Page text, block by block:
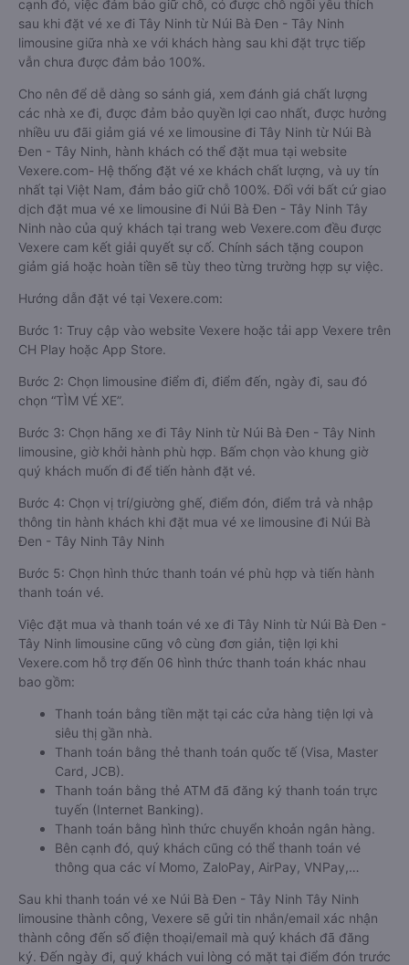
cạnh đó, việc đảm bảo giữ chỗ, có được chỗ ngồi yêu thích
sau khi đặt vé xe đi Tây Ninh từ Núi Bà Đen - Tây Ninh
limousine giữa nhà xe với khách hàng sau khi đặt trực tiếp
vẫn chưa được đảm bảo 100%.
Cho nên để dễ dàng so sánh giá, xem đánh giá chất lượng
các nhà xe đi, được đảm bảo quyền lợi cao nhất, được hưởng
nhiều ưu đãi giảm giá vé xe limousine đi Tây Ninh từ Núi Bà
Đen - Tây Ninh, hành khách có thể đặt mua tại website
Vexere.com- Hệ thống đặt vé xe khách chất lượng, và uy tín
nhất tại Việt Nam, đảm bảo giữ chỗ 100%. Đối với bất cứ giao
dịch đặt mua vé xe limousine đi Núi Bà Đen - Tây Ninh Tây
Ninh nào của quý khách tại trang web Vexere.com đều được
Vexere cam kết giải quyết sự cố. Chính sách tặng coupon
giảm giá hoặc hoàn tiền sẽ tùy theo từng trường hợp sự việc.
Hướng dẫn đặt vé tại Vexere.com:
Bước 1: Truy cập vào website Vexere hoặc tải app Vexere trên
CH Play hoặc App Store.
Bước 2: Chọn limousine điểm đi, điểm đến, ngày đi, sau đó
chọn “TÌM VÉ XE”.
Bước 3: Chọn hãng xe đi Tây Ninh từ Núi Bà Đen - Tây Ninh
limousine, giờ khởi hành phù hợp. Bấm chọn vào khung giờ
quý khách muốn đi để tiến hành đặt vé.
Bước 4: Chọn vị trí/giường ghế, điểm đón, điểm trả và nhập
thông tin hành khách khi đặt mua vé xe limousine đi Núi Bà
Đen - Tây Ninh Tây Ninh
Bước 5: Chọn hình thức thanh toán vé phù hợp và tiến hành
thanh toán vé.
Việc đặt mua và thanh toán vé xe đi Tây Ninh từ Núi Bà Đen -
Tây Ninh limousine cũng vô cùng đơn giản, tiện lợi khi
Vexere.com hỗ trợ đến 06 hình thức thanh toán khác nhau
bao gồm:
Thanh toán bằng tiền mặt tại các cửa hàng tiện lợi và
siêu thị gần nhà.
Thanh toán bằng thẻ thanh toán quốc tế (Visa, Master
Card, JCB).
Thanh toán bằng thẻ ATM đã đăng ký thanh toán trực
tuyến (Internet Banking).
Thanh toán bằng hình thức chuyển khoản ngân hàng.
Bên cạnh đó, quý khách cũng có thể thanh toán vé
thông qua các ví Momo, ZaloPay, AirPay, VNPay,…
Sau khi thanh toán vé xe Núi Bà Đen - Tây Ninh Tây Ninh
limousine thành công, Vexere sẽ gửi tin nhắn/email xác nhận
thành công đến số điện thoại/email mà quý khách đã đăng
ký. Đến ngày đi, quý khách vui lòng có mặt tại điểm đón trước